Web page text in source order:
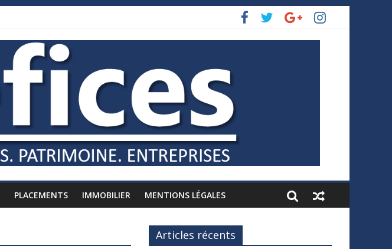
PLACEMENTS IMMOBILIER MENTIONS LÉGALES
Articles récents